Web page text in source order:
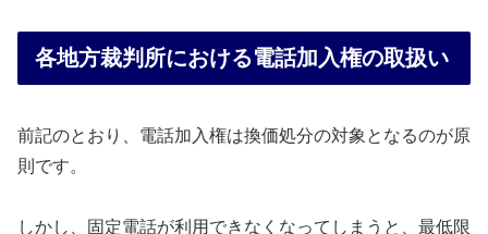
各地方裁判所における電話加入権の取扱い
前記のとおり、電話加入権は換価処分の対象となるのが原
則です。
しかし、固定電話が利用できなくなってしまうと、最低限